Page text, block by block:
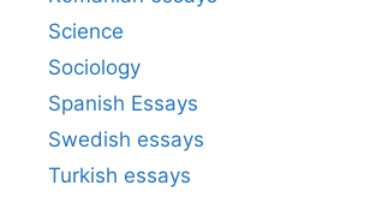
Science
Sociology
Spanish Essays
Swedish essays
Turkish essays